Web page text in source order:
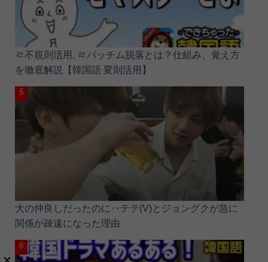
ㄹ不規則活用, ㄹパッチム脱落とは？仕組み、覚え方
を徹底解説【韓国語 変則活用】
大の仲良しだったのに‥テテ(V)とジョングクが急に
関係が疎遠になった理由